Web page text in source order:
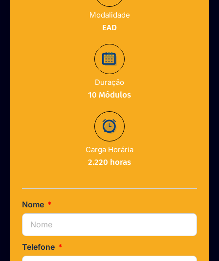
Modalidade
EAD
Duração
10 Módulos
Carga Horária
2.220 horas
Nome
Telefone